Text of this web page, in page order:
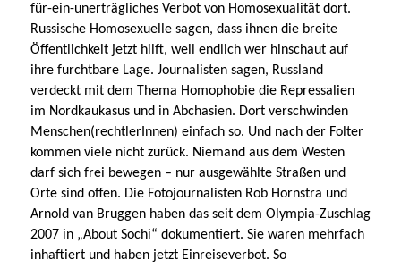
für-ein-unerträgliches Verbot von Homosexualität dort.
Russische Homosexuelle sagen, dass ihnen die breite
Öffentlichkeit jetzt hilft, weil endlich wer hinschaut auf
ihre furchtbare Lage. Journalisten sagen, Russland
verdeckt mit dem Thema Homophobie die Repressalien
im Nordkaukasus und in Abchasien. Dort verschwinden
Menschen(rechtlerInnen) einfach so. Und nach der Folter
kommen viele nicht zurück. Niemand aus dem Westen
darf sich frei bewegen – nur ausgewählte Straßen und
Orte sind offen. Die Fotojournalisten Rob Hornstra und
Arnold van Bruggen haben das seit dem Olympia-Zuschlag
2007 in „About Sochi“ dokumentiert. Sie waren mehrfach
inhaftiert und haben jetzt Einreiseverbot. So